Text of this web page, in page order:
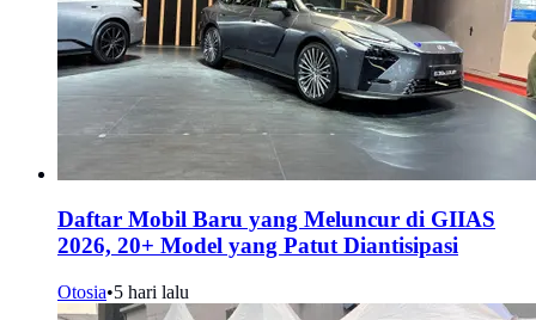
Daftar Mobil Baru yang Meluncur di GIIAS
2026, 20+ Model yang Patut Diantisipasi
Otosia•5 hari lalu